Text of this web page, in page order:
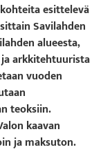
esittelevä
Savilahden
alueesta,
arkkitehtuurista
vuoden
teoksiin.
kaavan
ja maksuton.